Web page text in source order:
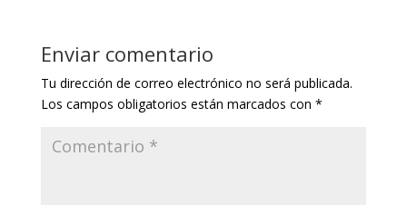
Enviar comentario
Tu dirección de correo electrónico no será publicada.
Los campos obligatorios están marcados con *